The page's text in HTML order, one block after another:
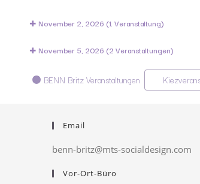
November 2, 2026 (1 Veranstaltung)
November 5, 2026 (2 Veranstaltungen)
Kategorien
BENN Britz Veranstaltungen
Email
benn-britz@mts-socialdesign.com
Vor-Ort-Büro